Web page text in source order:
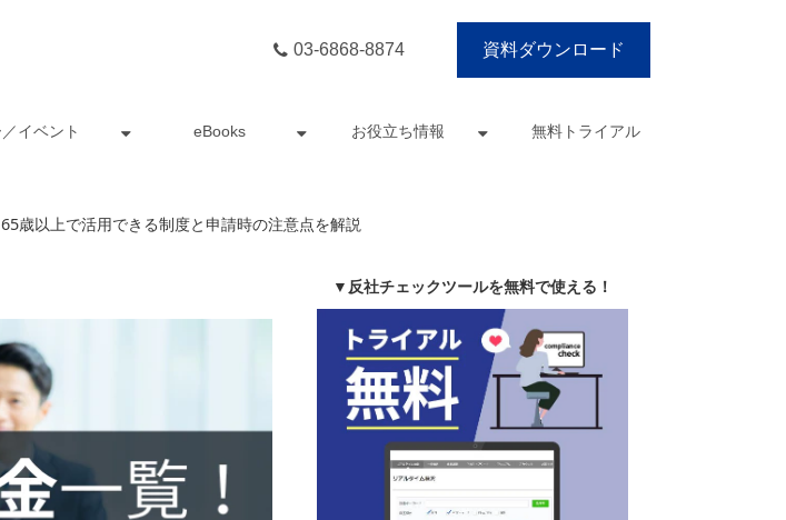
03-6868-8874 資料ダウンロード
イベント eBooks お役立ち情報 無料トライアル
歳以上で活用できる制度と申請時の注意点を解説
▼反社チェックツールを無料で使える！